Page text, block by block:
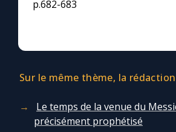
p.682-683
Sur le même thème, la
Le temps de la venue du
précisément prophétisé